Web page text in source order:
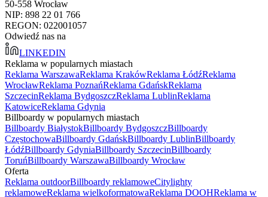
50-558 Wrocław
NIP: 898 22 01 766
REGON: 022001057
Odwiedź nas na
LINKEDIN
Reklama w popularnych miastach
Reklama WarszawaReklama KrakówReklama ŁódźReklama
WrocławReklama PoznańReklama GdańskReklama
SzczecinReklama BydgoszczReklama LublinReklama
KatowiceReklama Gdynia
Billboardy w popularnych miastach
Billboardy BiałystokBillboardy BydgoszczBillboardy
CzęstochowaBillboardy GdańskBillboardy LublinBillboardy
ŁódźBillboardy GdyniaBillboardy SzczecinBillboardy
ToruńBillboardy WarszawaBillboardy Wrocław
Oferta
Reklama outdoorBillboardy reklamoweCitylighty
reklamoweReklama wielkoformatowaReklama DOOHReklama w